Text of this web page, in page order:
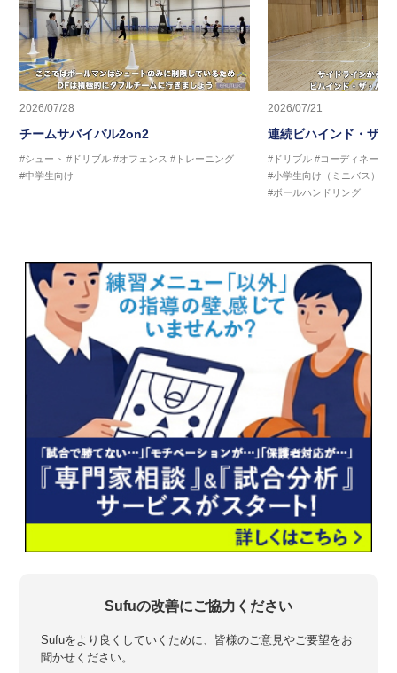
2026/07/28
チームサバイバル2on2
#シュート #ドリブル #オフェンス #トレーニング
#中学生向け
2026/07/21
連続ビハインド・ザ・
#ドリブル #コーディネーシ
#小学生向け（ミニバス）
#ボールハンドリング
Sufuの改善にご協力ください
Sufuをより良くしていくために、皆様のご意見やご要望をお
聞かせください。